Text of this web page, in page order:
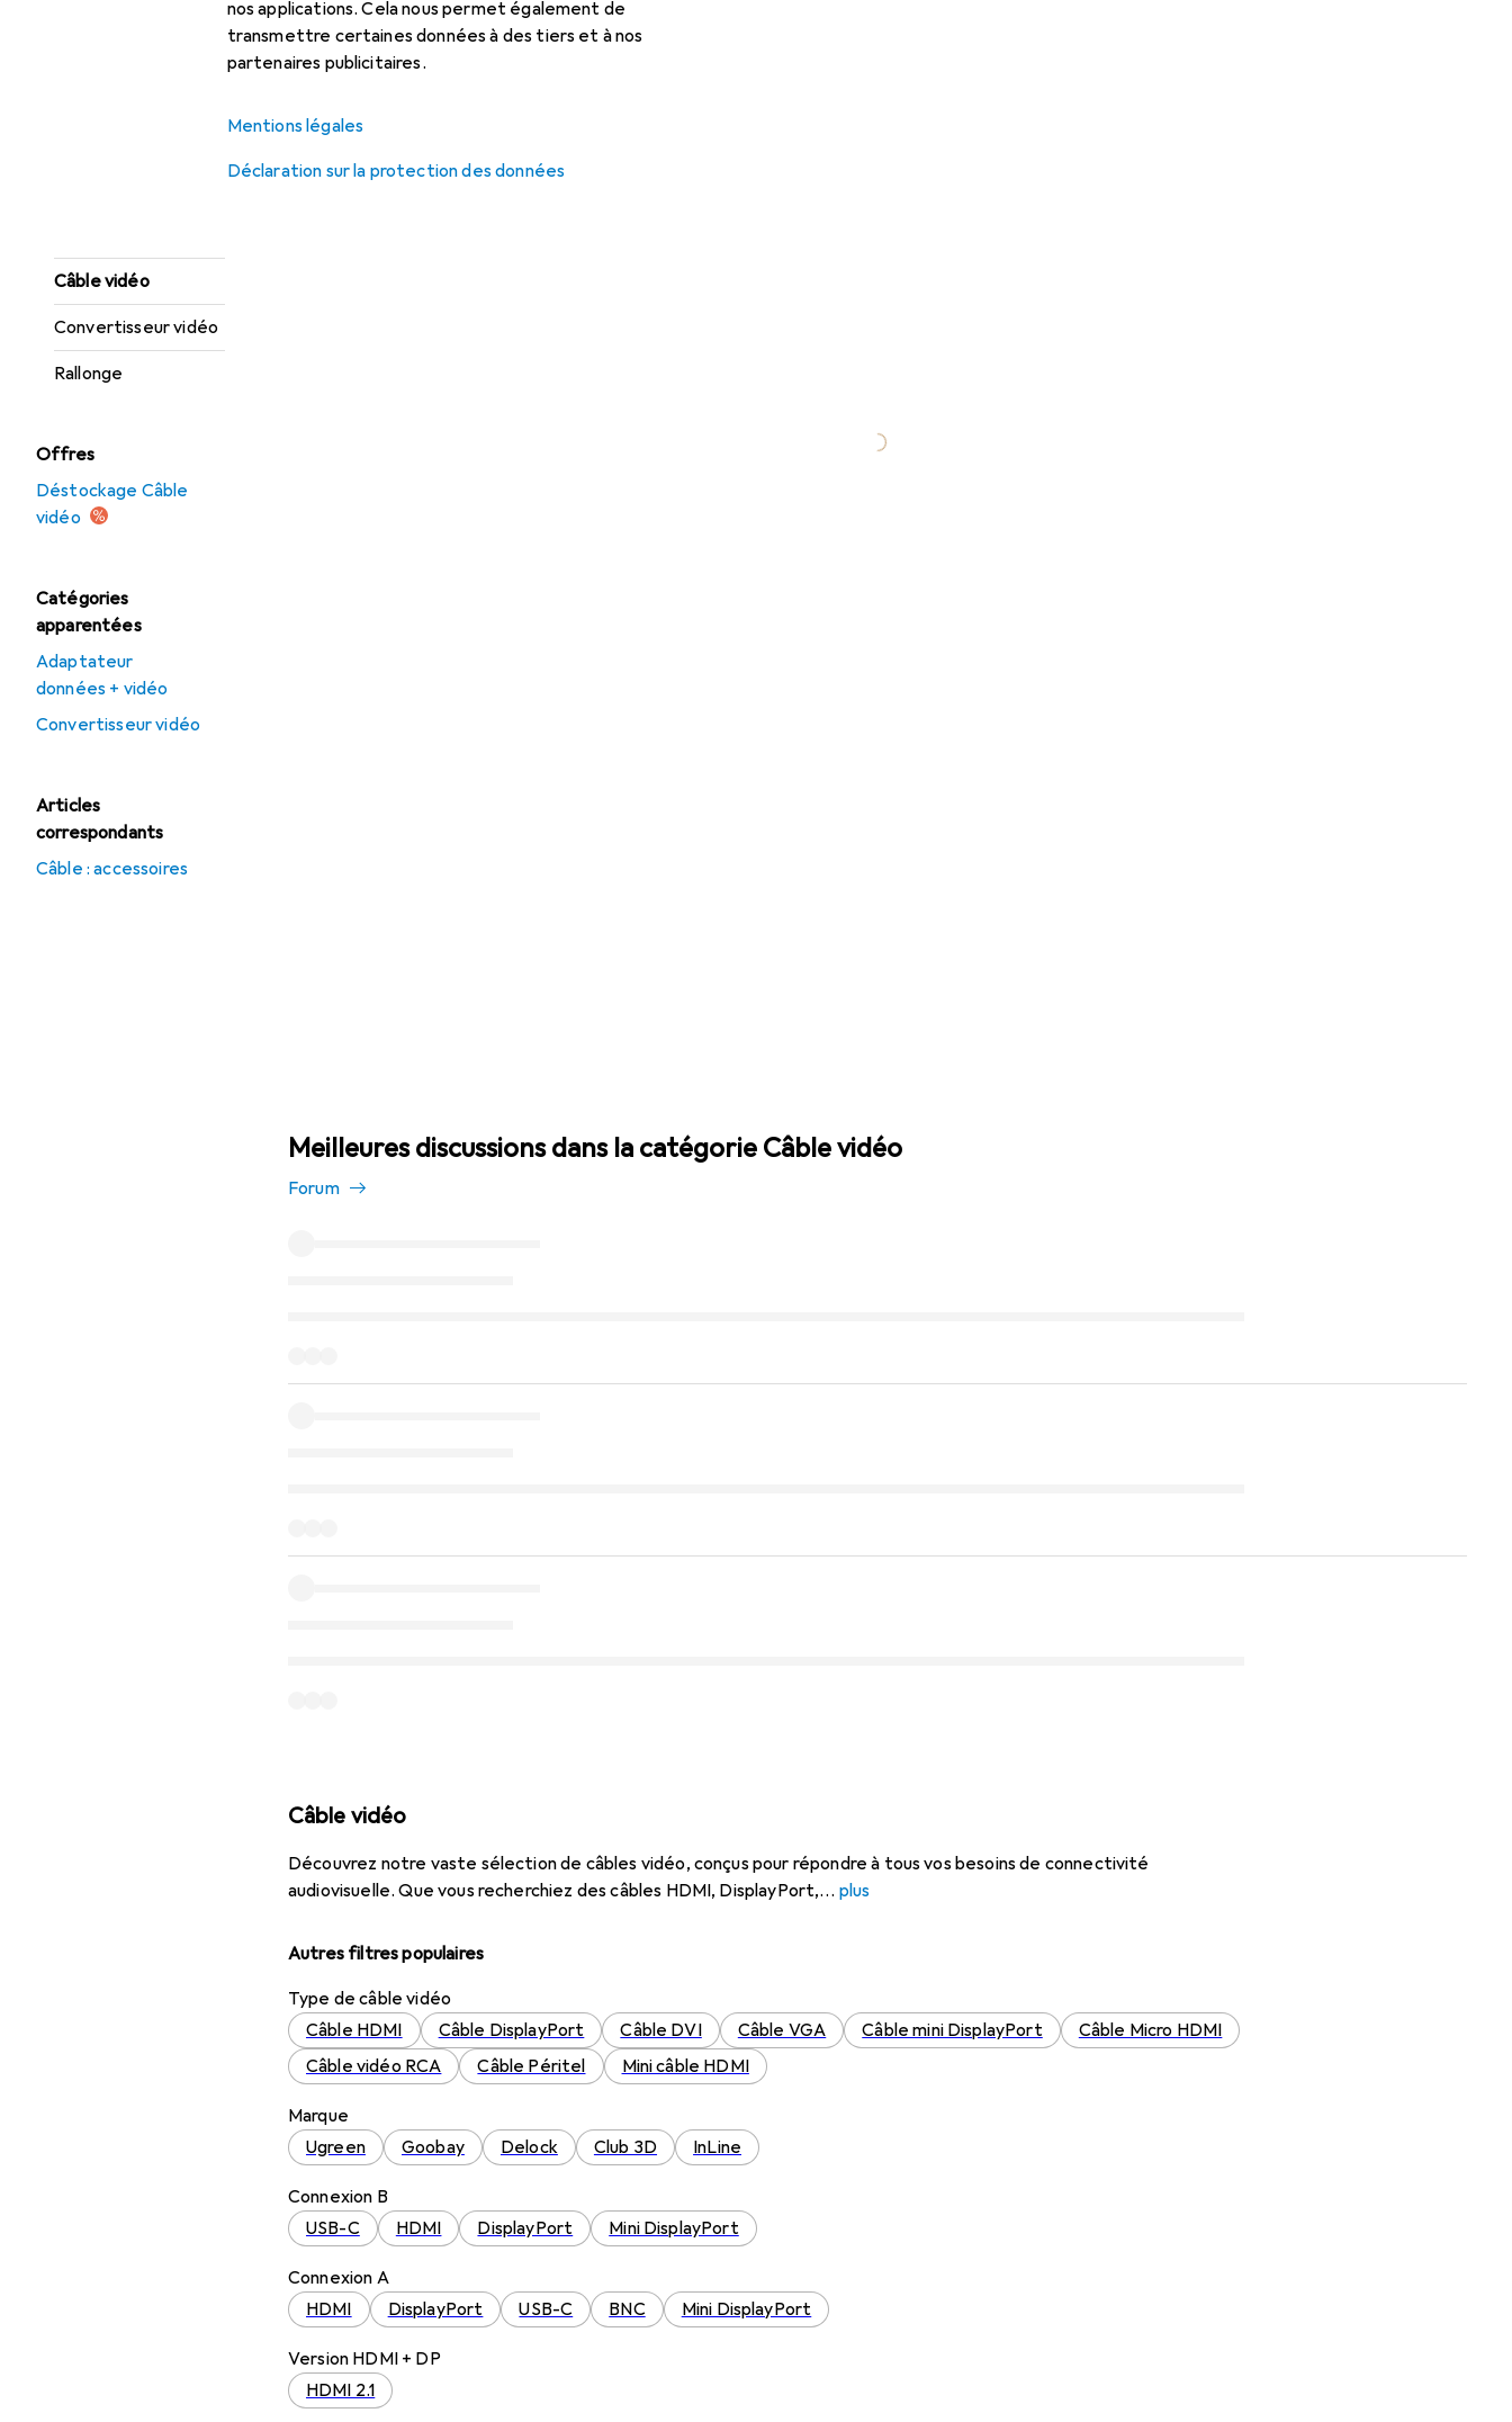
nos applications. Cela nous permet également de
transmettre certaines données à des tiers et à nos
partenaires publicitaires.
Mentions légales
Déclaration sur la protection des données
Câble vidéo
Convertisseur vidéo
Rallonge
Offres
Déstockage Câble
vidéo
Catégories
apparentées
Adaptateur
données + vidéo
Convertisseur vidéo
Articles
correspondants
Câble : accessoires
Meilleures discussions dans la catégorie Câble vidéo
Forum
Câble vidéo
Découvrez notre vaste sélection de câbles vidéo, conçus pour répondre à tous vos besoins de connectivité
audiovisuelle. Que vous recherchiez des câbles HDMI, DisplayPort,
plus
Autres filtres populaires
Type de câble vidéo
Câble HDMI
Câble DisplayPort Câble DVI Câble VGA Câble mini DisplayPort
Câble Micro HDMI
Câble vidéo RCA
Câble Péritel Mini câble HDMI
Marque
Ugreen
Goobay Delock Club 3D InLine
Connexion B
USB-C
HDMI DisplayPort Mini DisplayPort
Connexion A
HDMI
DisplayPort USB-C BNC Mini DisplayPort
Version HDMI + DP
HDMI 2.1